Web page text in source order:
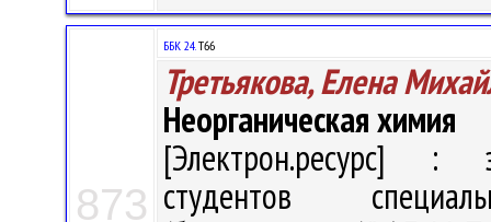
873
ББК 24.Т66
Третьякова, Елена
Неорганическая химия
[Электрон.ресурс] :
студентов